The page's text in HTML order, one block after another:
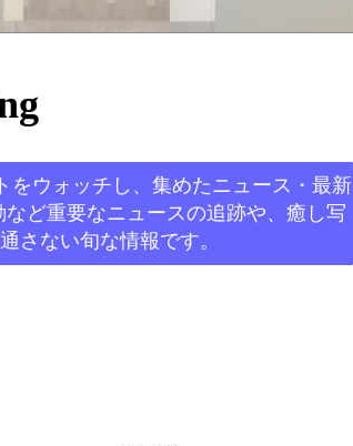
をウォッチし、集めたニュース・最新
ど重要なニュースの追跡や、癒し写
さない旬な情報です。